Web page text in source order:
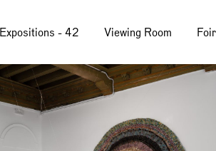
Expositions - 42 Viewing Room